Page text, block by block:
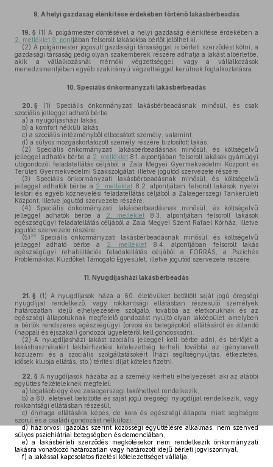
9. A helyi gazdaság élénkítése érdekében történő lakásbérbeadás
19. § (1) A polgármester döntésével a helyi gazdaság élénkítése érdekében a
2. melléklet 9. pontjában felsorolt lakásokba bérlőt jelölhet ki.
(2) A polgármester jogosult gazdasági társasággal is bérleti szerződést kötni, a
gazdasági társaság pedig olyan szakemberek részére adhatja a lakást albérletbe,
akik a vállalkozásnál mérnöki végzettséggel, vagy a vállalkozások
menedzsmentjében egyéb szakirányú végzettséggel kerülnek foglalkoztatásra.
10. Speciális önkormányzati lakásbérbeadás
20. § (1) Speciális önkormányzati lakásbérbeadásnak minősül, és csak
szociális jelleggel adható bérbe
a) a nyugdíjasházi lakás,
b) a komfort nélküli lakás,
c) a szociális intézményből elbocsátott személy, valamint
d) a súlyos mozgáskorlátozott személy részére biztosított lakás.
(2) Speciális önkormányzati lakásbérbeadásnak minősül, és költségelvű
jelleggel adhatók bérbe a 2. melléklet 8.1. alpontjában felsorolt lakások gyámügyi
utógondozói feladatellátás céljából a Zala Megyei Gyermekvédelmi Központ és
Területi Gyermekvédelmi Szakszolgálat, illetve jogutód szervezete részére.
(3) Speciális önkormányzati lakásbérbeadásnak minősül, és költségelvű
jelleggel adhatók bérbe a 2. melléklet 8.2. alpontjában felsorolt lakások nyelvi
lektori és egyéb köznevelési feladatellátás céljából a Zalaegerszegi Tankerületi
Központ, illetve jogutód szervezete részére.
(4) Speciális önkormányzati lakásbérbeadásnak minősül, és költségelvű
jelleggel adhatók bérbe a
2. melléklet 8.3. alpontjában felsorolt lakások
egészségügyi feladatellátás céljából a Zala Megyei Szent Rafael Kórház, illetve
jogutód szervezete részére.
(5) 26
Speciális önkormányzati lakásbérbeadásnak minősül, és költségelvű
jelleggel adható bérbe a
2. melléklet 8.4. alpontjában felsorolt lakás
egészségügyi rehabilitációs feladatellátás céljából a FORRÁS, a Pszichés
Problémákkal Küzdőket Támogató Egyesület, illetve jogutód szervezete részére.
11. Nyugdíjasházi lakásbérbeadás
21. § (1) A nyugdíjasok háza a 60. életévüket betöltött saját jogú öregségi
nyugdíjjal rendelkező, vagy rokkantsági ellátásban részesülő személyek
határozatlan idejű elhelyezésére szolgáló, továbbá az életkoruknak és az
egészségi állapotuknak megfelelő gondozást nyújtó olyan lakóépület, amelyben
a bérlők rendszeres egészségügyi (orvosi és betegápolói) ellátásáról és állandó
(nappali és éjszakai) gondozói ügyeletéről kell gondoskodni.
(2) A nyugdíjasházi lakást szociális jelleggel kell bérbe adni, és bérlőjét a
lakáshasználatért lakbérfizetési kötelezettség terheli, továbbá az igénybevett
közüzemi és a szociális szolgáltatásokért (házi segítségnyújtás, étkeztetés,
idősek klubja ellátás, stb.) térítési díjat köteles fizetni.
22. § A nyugdíjasok házába az a személy kérheti elhelyezését, aki az alábbi
együttes feltételeknek megfelel:
a) legalább egy éve zalaegerszegi lakóhellyel rendelkezik,
b) a 60. életévét betöltötte és saját jogú öregségi nyugdíjjal rendelkezik, vagy
rokkantsági ellátásban részesül,
c) önmaga ellátására képes, de kora és egészségi állapota miatt segítségre
szorul és a családi gondozást nélkülözi,
d)háziorvosi igazolás szerint közösségi együttélésre alkalmas, nem szenved
súlyos pszichiátriai betegségben és demenciában,
e) a lakásbérleti szerződés megkötésekor nem rendelkezik önkormányzati
lakásra vonatkozó határozatlan vagy határozott idejű bérleti jogviszonnyal,
f) a lakással kapcsolatos fizetési kötelezettséget vállalja.